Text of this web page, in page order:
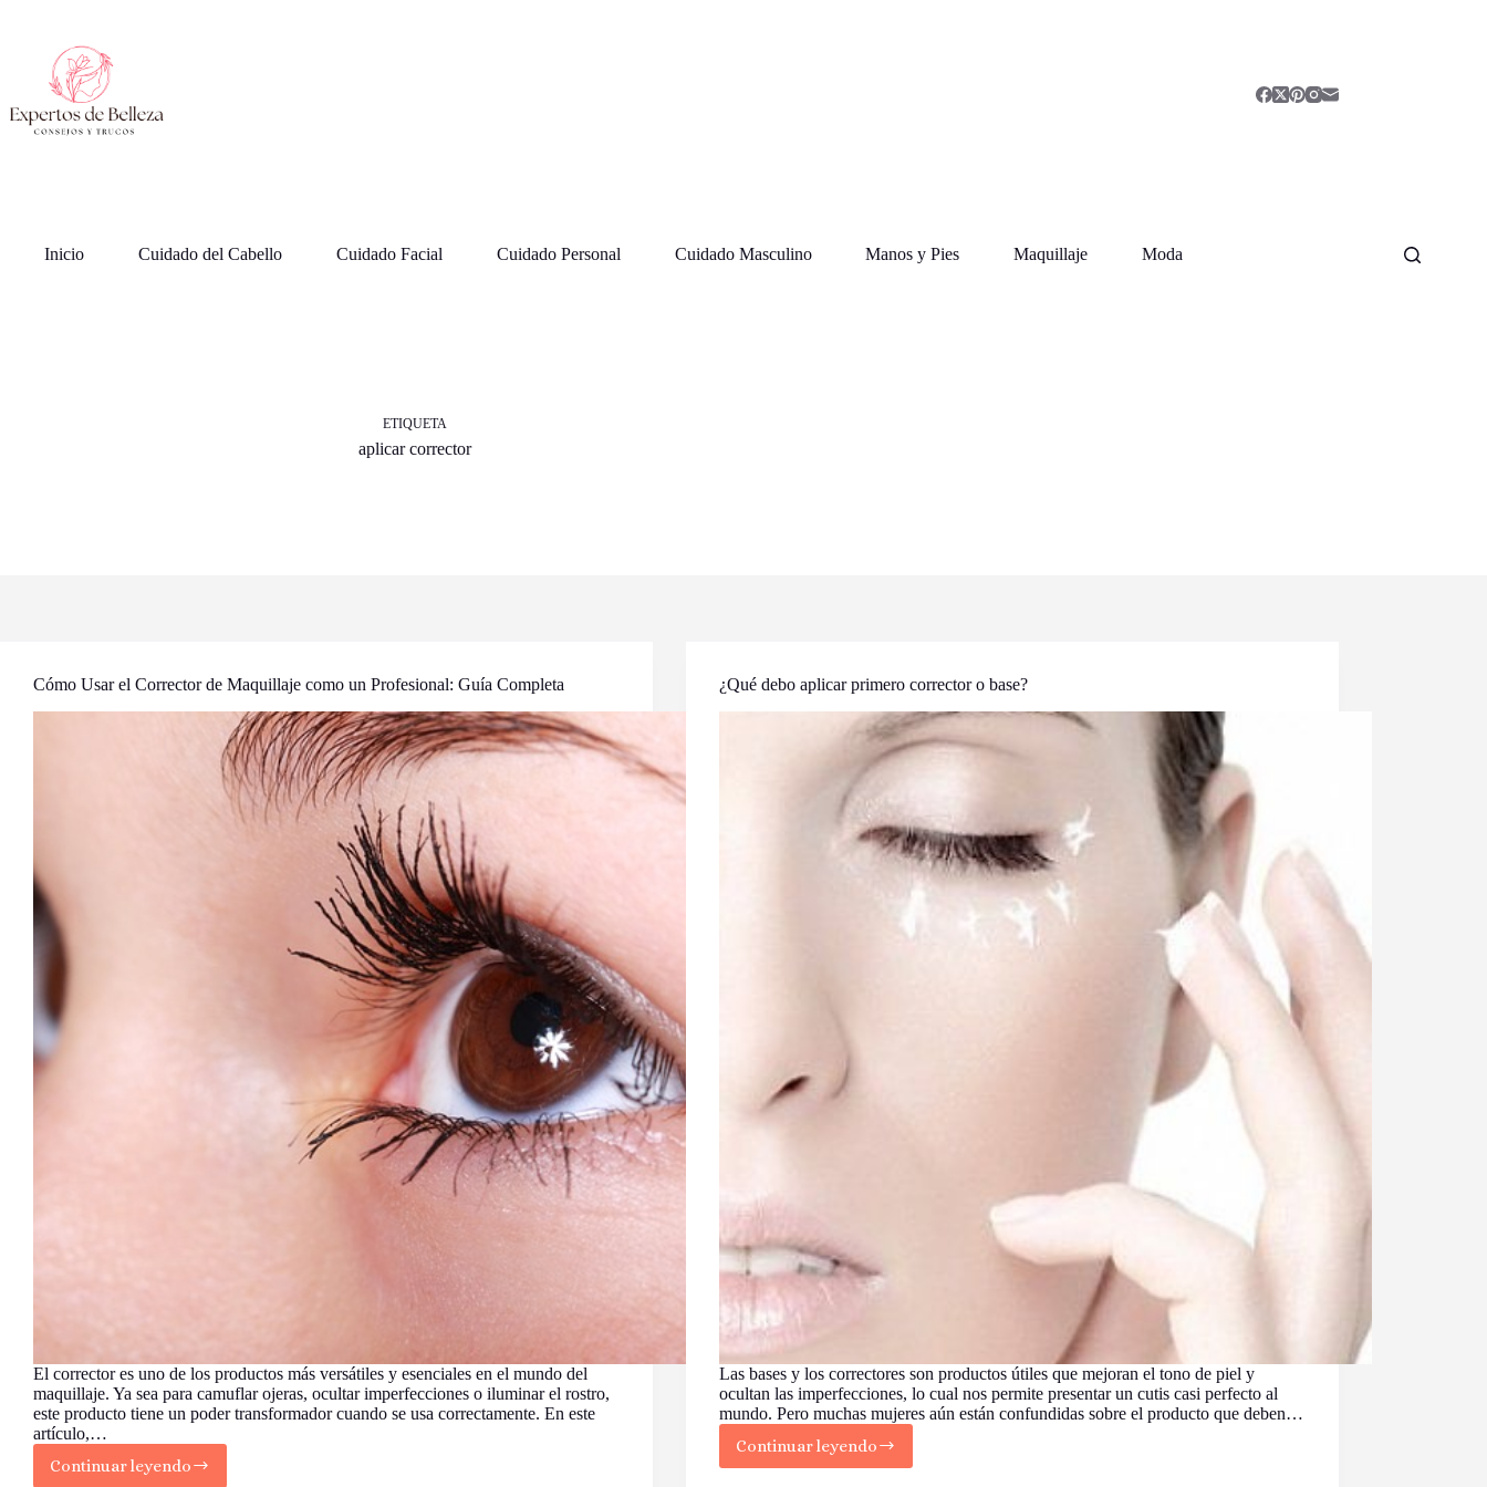
contenido
Inicio Cuidado del Cabello Cuidado Facial Cuidado Personal Cuidado Masculino Manos y Pies Maquillaje Moda
ETIQUETA
aplicar corrector
Cómo Usar el Corrector de Maquillaje como un Profesional: Guía Completa
El corrector es uno de los productos más versátiles y esenciales en el mundo del
maquillaje. Ya sea para camuflar ojeras, ocultar imperfecciones o iluminar el rostro,
este producto tiene un poder transformador cuando se usa correctamente. En este
artículo,…
Continuar leyendo
Cómo
¿Qué debo aplicar primero corrector o base?
Las bases y los correctores son productos útiles que mejoran el tono de piel y
ocultan las imperfecciones, lo cual nos permite presentar un cutis casi perfecto al
mundo. Pero muchas mujeres aún están confundidas sobre el producto que deben…
Continuar leyendo
¿Qué
debo